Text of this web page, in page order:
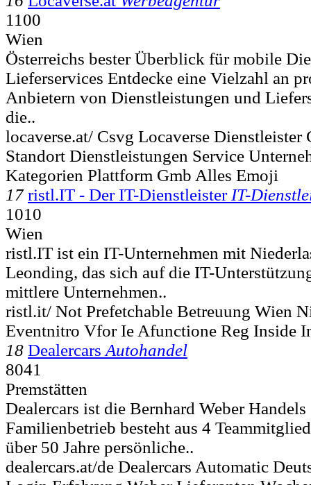
1100
Wien
Österreichs bester Überblick für mobile
Lieferservices Entdecke eine Vielzahl an
Anbietern von Dienstleistungen und
die..
locaverse.at/ Csvg Locaverse Dienstleister
Standort Dienstleistungen Service
Kategorien Plattform Gmb Alles Emoji
17 ristl.IT - Der IT-Dienstleister IT-
1010
Wien
ristl.IT ist ein IT-Unternehmen mit
Leonding, das sich auf die IT-
mittlere Unternehmen..
ristl.it/ Not Prefetchable Betreuung Wien
Eventnitro Vfor Ie Afunctione Reg Inside
18 Dealercars Autohandel
8041
Premstätten
Dealercars ist die Bernhard Weber
Familienbetrieb besteht aus 4
über 50 Jahre persönliche..
dealercars.at/de Dealercars Automatic